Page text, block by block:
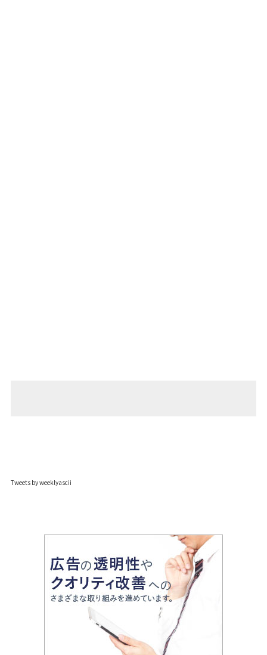
Tweets by weeklyascii